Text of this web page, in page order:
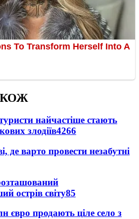
найчастіше стають
злодіїв4266
де варто провести незабутні
острів світу85
євро продають ціле село з